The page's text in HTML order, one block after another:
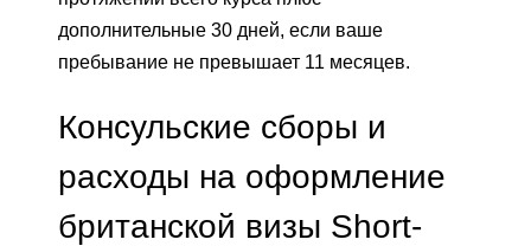
дополнительные 30 дней, если ваше
пребывание не превышает 11 месяцев.
Консульские сборы и
расходы на оформление
британской визы Short-